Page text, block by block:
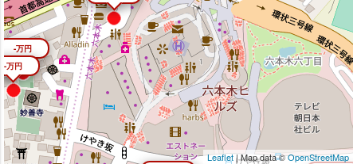
-万円
-万円
Leaflet| Map data ©OpenStreetMap